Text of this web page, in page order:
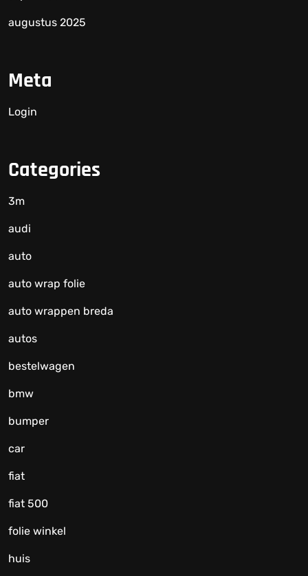
augustus 2025
Meta
Login
Categories
3m
audi
auto
auto wrap folie
auto wrappen breda
autos
bestelwagen
bmw
bumper
car
fiat
fiat 500
folie winkel
huis